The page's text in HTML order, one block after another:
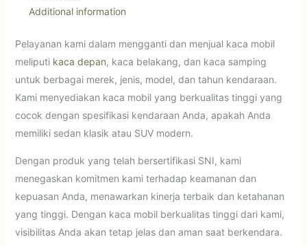
Additional information
Pelayanan kami dalam mengganti dan menjual kaca mobil
meliputi kaca depan, kaca belakang, dan kaca samping
untuk berbagai merek, jenis, model, dan tahun kendaraan.
Kami menyediakan kaca mobil yang berkualitas tinggi yang
cocok dengan spesifikasi kendaraan Anda, apakah Anda
memiliki sedan klasik atau SUV modern.
Dengan produk yang telah bersertifikasi SNI, kami
menegaskan komitmen kami terhadap keamanan dan
kepuasan Anda, menawarkan kinerja terbaik dan ketahanan
yang tinggi. Dengan kaca mobil berkualitas tinggi dari kami,
visibilitas Anda akan tetap jelas dan aman saat berkendara.